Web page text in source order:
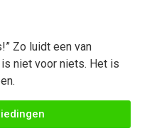
Zo luidt een van
niet voor niets. Het is